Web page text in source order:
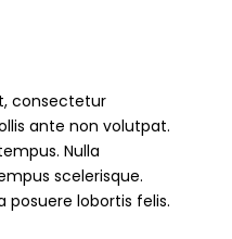
consectetur
ante non volutpat.
Nulla
scelerisque.
posuere lobortis felis.